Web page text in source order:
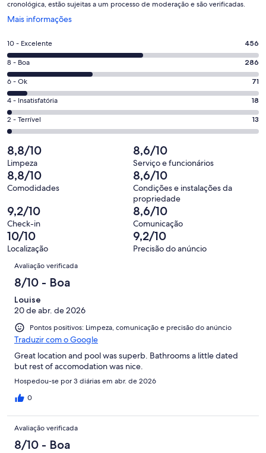
cronológica, estão sujeitas a um processo de moderação e são verificadas.
Mais informações
Abre
uma
nova
janela
Nota
10
-
Excelente.
456
de
844
avaliações
10 - Excelente 456
Nota
8
-
Boa.
286
de
avaliações
8 - Boa 286
Nota
6
-
Ok.
71
de
844
avaliações
6 - Ok 71
Nota
4
-
18
de
844
avaliações
4 - Insatisfatória 18
Nota
2
-
Terrível.
13
de
avaliações
2 - Terrível 13
8,8/10
Limpeza
8,6/10
Serviço e funcionários
8,8/10
Comodidades
8,6/10
Condições e instalações da
propriedade
9,2/10
Check-in
8,6/10
Comunicação
10/10
Localização
9,2/10
Precisão do anúncio
Avaliações
Avaliação verificada
8/10 - Boa
Louise
20 de abr. de 2026
Pontos positivos: Limpeza, comunicação e precisão do anúncio
Traduzir com o Google
Great location and pool was superb. Bathrooms a little dated
but rest of accomodation was nice.
Hospedou-se por 3 diárias em abr. de 2026
0
Avaliação verificada
8/10 - Boa